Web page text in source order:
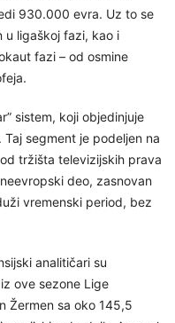
930.000 evra. Uz to se
u ligaškoj fazi, kao i
fazi – od osmine
sistem, koji objedinjuje
segment je podeljen na
tržišta televizijskih prava
deo, zasnovan
vremenski period, bez
analitičari su
ove sezone Lige
Žermen sa oko 145,5